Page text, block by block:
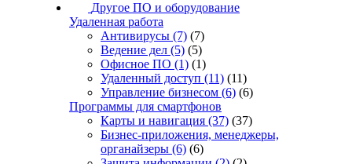
Другое ПО и оборудование
Удаленная работа
Антивирусы (7) (7)
Ведение дел (5) (5)
Офисное ПО (1) (1)
Удаленный доступ (11) (11)
Управление бизнесом (6) (6)
Программы для смартфонов
Карты и навигация (37) (37)
Бизнес-приложения, менеджеры,
органайзеры (6) (6)